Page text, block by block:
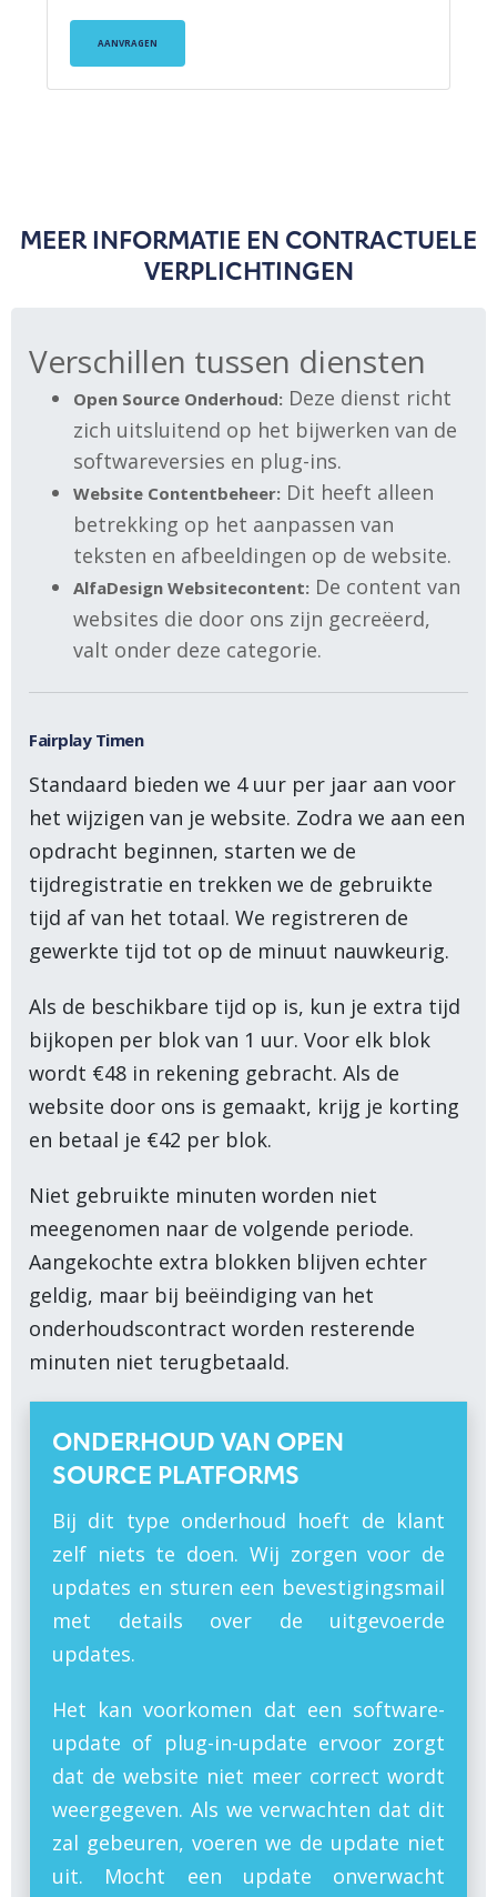
AANVRAGEN
MEER INFORMATIE EN CONTRACTUELE
VERPLICHTINGEN
Verschillen tussen diensten
Open Source Onderhoud: Deze dienst richt
zich uitsluitend op het bijwerken van de
softwareversies en plug-ins.
Website Contentbeheer: Dit heeft alleen
betrekking op het aanpassen van
teksten en afbeeldingen op de website.
AlfaDesign Websitecontent: De content van
websites die door ons zijn gecreëerd,
valt onder deze categorie.
Fairplay Timen
Standaard bieden we 4 uur per jaar aan voor
het wijzigen van je website. Zodra we aan een
opdracht beginnen, starten we de
tijdregistratie en trekken we de gebruikte
tijd af van het totaal. We registreren de
gewerkte tijd tot op de minuut nauwkeurig.
Als de beschikbare tijd op is, kun je extra tijd
bijkopen per blok van 1 uur. Voor elk blok
wordt €48 in rekening gebracht. Als de
website door ons is gemaakt, krijg je korting
en betaal je €42 per blok.
Niet gebruikte minuten worden niet
meegenomen naar de volgende periode.
Aangekochte extra blokken blijven echter
geldig, maar bij beëindiging van het
onderhoudscontract worden resterende
minuten niet terugbetaald.
ONDERHOUD VAN OPEN
SOURCE PLATFORMS
Bij dit type onderhoud hoeft de klant
zelf niets te doen. Wij zorgen voor de
updates en sturen een bevestigingsmail
met details over de uitgevoerde
updates.
Het kan voorkomen dat een software-
update of plug-in-update ervoor zorgt
dat de website niet meer correct wordt
weergegeven. Als we verwachten dat dit
zal gebeuren, voeren we de update niet
uit. Mocht een update onverwacht